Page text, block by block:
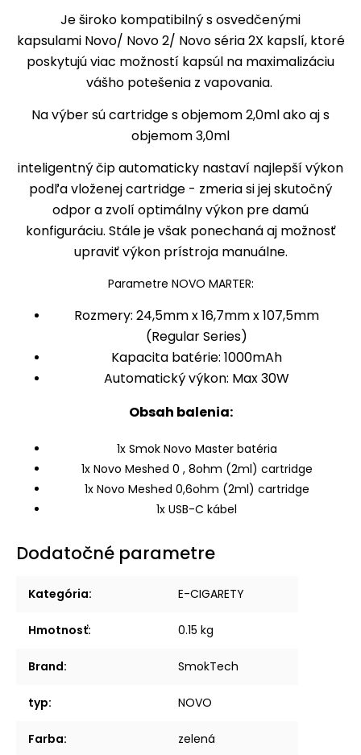
Je široko kompatibilný s osvedčenými
kapsulami Novo/ Novo 2/ Novo séria 2X kapslí,ktoré
poskytujú viac možností kapsúl na maximalizáciu
vášho potešenia z vapovania.
Na výber sú cartridge s objemom 2,0ml ako aj s
objemom 3,0ml
inteligentný čip automaticky nastaví najlepší výkon
podľa vloženej cartridge - zmeria si jej skutočný
odpor a zvolí optimálny výkon pre damú
konfiguráciu. Stále je však ponechaná aj možnosť
upraviť výkon prístroja manuálne.
Parametre NOVO MARTER:
Rozmery: 24,5mm x 16,7mm x 107,5mm
(Regular Series)
Kapacita batérie: 1000mAh
Automatický výkon: Max 30W
Obsah balenia:
1x Smok Novo Master batéria
1x Novo Meshed 0 , 8ohm (2ml) cartridge
1x Novo Meshed 0,6ohm (2ml) cartridge
1x USB-C kábel
Dodatočné parametre
Kategória: E-CIGARETY
Hmotnosť: 0.15 kg
Brand: SmokTech
typ: NOVO
Farba: zelená